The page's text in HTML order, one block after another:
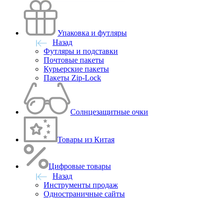
Упаковка и футляры
Назад
Футляры и подставки
Почтовые пакеты
Курьерские пакеты
Пакеты Zip-Lock
Солнцезащитные очки
Товары из Китая
Цифровые товары
Назад
Инструменты продаж
Одностраничные сайты